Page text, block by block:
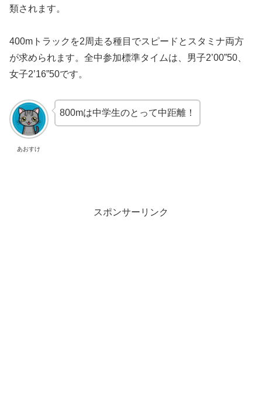
類されます。
400mトラックを2周走る種目でスピードとスタミナ両方
が求められます。全中参加標準タイムは、男子2’00”50、
女子2’16”50です。
あおすけ
800mは中学生のとって中距離！
スポンサーリンク